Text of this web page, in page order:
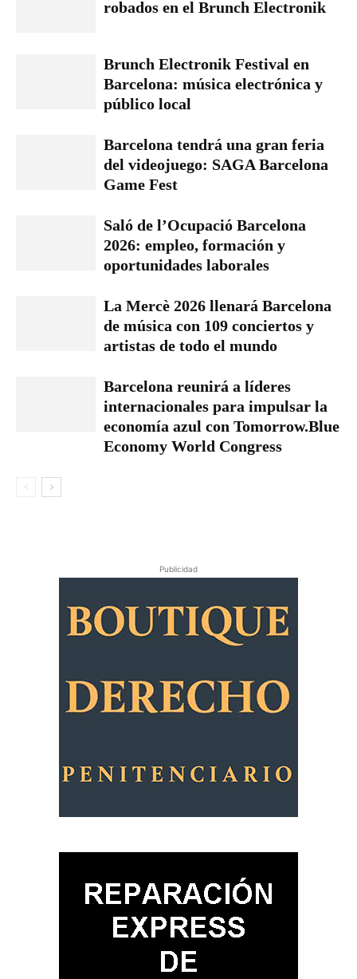
robados en el Brunch Electronik
Brunch Electronik Festival en
Barcelona: música electrónica y
público local
Barcelona tendrá una gran feria
del videojuego: SAGA Barcelona
Game Fest
Saló de l’Ocupació Barcelona
2026: empleo, formación y
oportunidades laborales
La Mercè 2026 llenará Barcelona
de música con 109 conciertos y
artistas de todo el mundo
Barcelona reunirá a líderes
internacionales para impulsar la
economía azul con Tomorrow.Blue
Economy World Congress
Publicidad